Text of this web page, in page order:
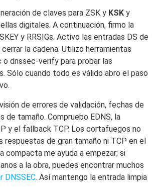
de claves para ZSK y KSK y
digitales. A continuación, firmo la
y RRSIGs. Activo las entradas DS de
cerrar la cadena. Utilizo herramientas
dnssec-verify para probar las
Sólo cuando todo es válido abro el paso
de errores de validación, fechas de
de tamaño. Compruebo EDNS, la
y el fallback TCP. Los cortafuegos no
respuestas de gran tamaño ni TCP en el
compacta me ayuda a empezar; si
a la obra, puedes encontrar muchos
DNSSEC. Así mantengo la entrada limpia